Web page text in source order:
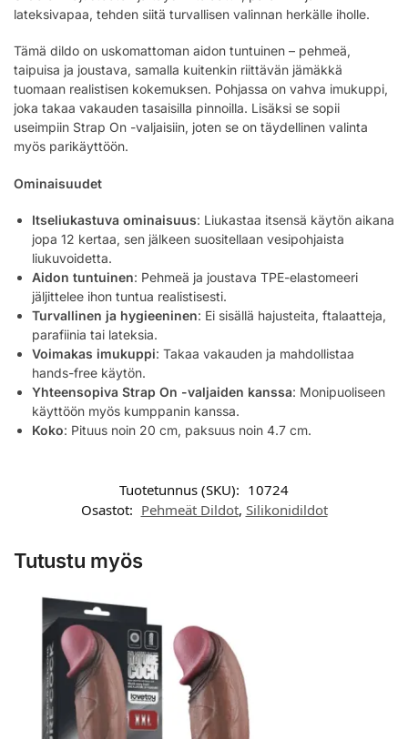
lateksivapaa, tehden siitä turvallisen valinnan herkälle iholle.
Tämä dildo on uskomattoman aidon tuntuinen – pehmeä,
taipuisa ja joustava, samalla kuitenkin riittävän jämäkkä
tuomaan realistisen kokemuksen. Pohjassa on vahva imukuppi,
joka takaa vakauden tasaisilla pinnoilla. Lisäksi se sopii
useimpiin Strap On -valjaisiin, joten se on täydellinen valinta
myös parikäyttöön.
Ominaisuudet
Itseliukastuva ominaisuus: Liukastaa itsensä käytön aikana
jopa 12 kertaa, sen jälkeen suositellaan vesipohjaista
liukuvoidetta.
Aidon tuntuinen: Pehmeä ja joustava TPE-elastomeeri
jäljittelee ihon tuntua realistisesti.
Turvallinen ja hygieeninen: Ei sisällä hajusteita, ftalaatteja,
parafiinia tai lateksia.
Voimakas imukuppi: Takaa vakauden ja mahdollistaa
hands-free käytön.
Yhteensopiva Strap On -valjaiden kanssa: Monipuoliseen
käyttöön myös kumppanin kanssa.
Koko: Pituus noin 20 cm, paksuus noin 4.7 cm.
Tuotetunnus (SKU): 10724
Osastot: Pehmeät Dildot, Silikonidildot
Tutustu myös